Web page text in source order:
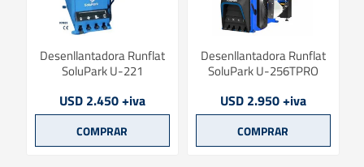
Desenllantadora Runflat
SoluPark U-221
USD 2.450 +iva
Desenllantadora Runflat
SoluPark U-256TPRO
USD 2.950 +iva